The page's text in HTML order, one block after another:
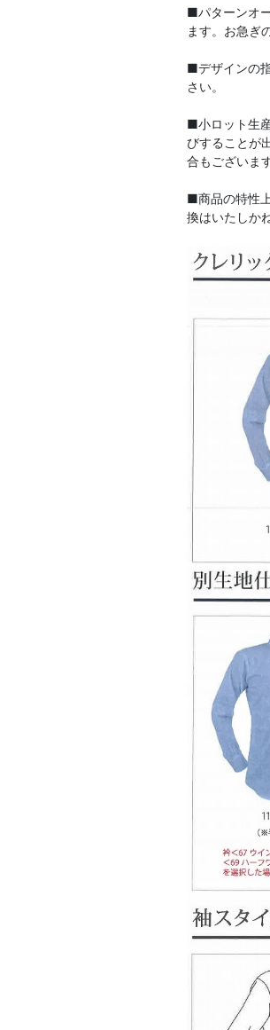
■パターンオ
ます。お急ぎ
■デザインの
さい。
■小ロット生
びすることが
合もございま
■商品の特性
換はいたしか